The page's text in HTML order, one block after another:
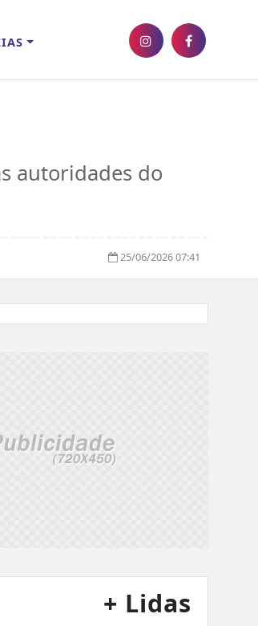
autoridades do
25/06/2026 07:41
+ Lidas